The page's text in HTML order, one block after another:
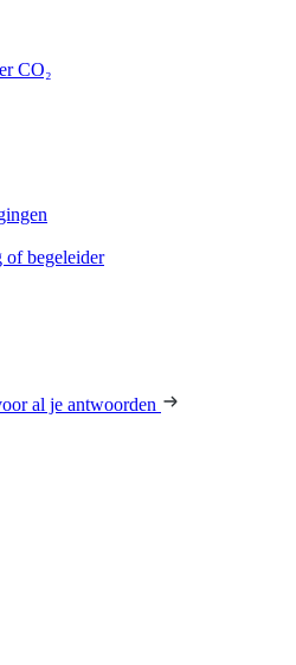
CO₂
of begeleider
al je antwoorden